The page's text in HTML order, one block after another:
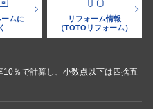
ムに
リフォーム情報
（TOTOリフォーム）
％で計算し、小数点以下は四捨五